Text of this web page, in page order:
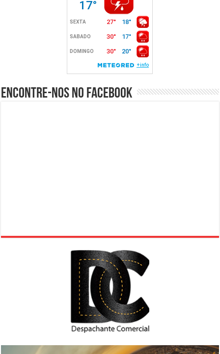
Encontre-nos no Facebook